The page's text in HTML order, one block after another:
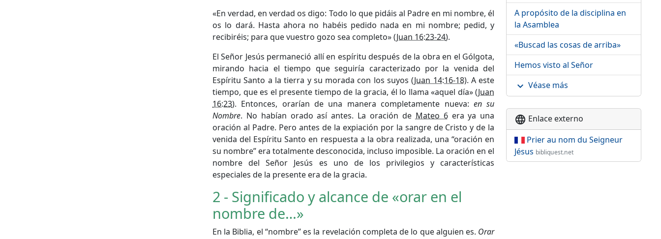
«En verdad, en verdad os digo: Todo lo que pidáis al Padre en mi nombre, él
os lo dará. Hasta ahora no habéis pedido nada en mi nombre; pedid, y
recibiréis; para que vuestro gozo sea completo» (Juan 16:23-24).
El Señor Jesús permaneció allí en espíritu después de la obra en el Gólgota,
mirando hacia el tiempo que seguiría caracterizado por la venida del
Espíritu Santo a la tierra y su morada con los suyos (Juan 14:16-18). A este
tiempo, que es el presente tiempo de la gracia, él lo llama «aquel día» (Juan
16:23). Entonces, orarían de una manera completamente nueva: en su
Nombre. No habían orado así antes. La oración de Mateo 6era ya una
oración al Padre. Pero antes de la expiación por la sangre de Cristo y de la
venida del Espíritu Santo en respuesta a la obra realizada, una “oración en
su nombre” era totalmente desconocida, incluso imposible. La oración en el
nombre del Señor Jesús es uno de los privilegios y características
especiales de la presente era de la gracia.
2 - Significado y alcance de «orar en el
nombre de…»
En la Biblia, el “nombre” es la revelación completa de lo que alguien es. Orar
A propósito de la disciplina en
la Asamblea
«Buscad las cosas de arriba»
Hemos visto al Señor
expand_more Véase más
language Enlace externo
Prier au nom du Seigneur
Jésus bibliquest.net